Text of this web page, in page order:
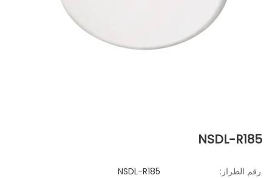
NSDL-R185
رقم الطراز: NSDL-R185